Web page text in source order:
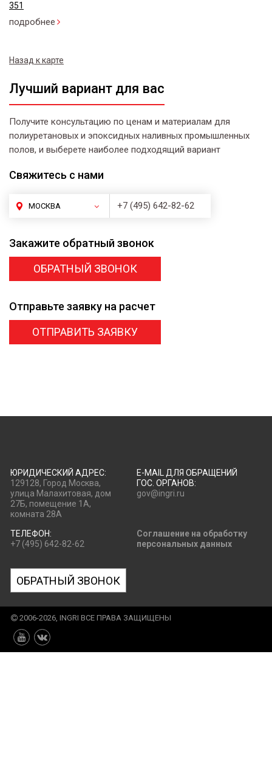
351
подробнее
Назад к карте
Лучший вариант для вас
Получите консультацию по ценам и материалам для
полиуретановых и эпоксидных наливных промышленных
полов, и выберете наиболее подходящий вариант
Свяжитесь с нами
МОСКВА +7 (495) 642-82-62
Закажите обратный звонок
ОБРАТНЫЙ ЗВОНОК
Отправьте заявку на расчет
ОТПРАВИТЬ ЗАЯВКУ
ЮРИДИЧЕСКИЙ АДРЕС:
129128, Город Москва,
улица Малахитовая, дом
27Б, помещение 1А,
комната 28А
E-MAIL ДЛЯ ОБРАЩЕНИЙ
ГОС. ОРГАНОВ:
gov@ingri.ru
ТЕЛЕФОН:
+7 (495) 642-82-62
Соглашение на обработку
персональных данных
ОБРАТНЫЙ ЗВОНОК
2006-2026, INGRI ВСЕ ПРАВА ЗАЩИЩЕНЫ